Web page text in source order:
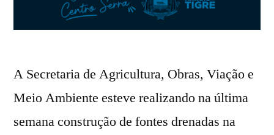
A Secretaria de Agricultura, Obras, Viação e
Meio Ambiente esteve realizando na última
semana construção de fontes drenadas na